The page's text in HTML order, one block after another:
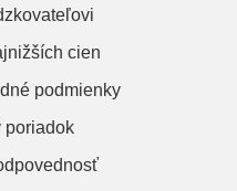
cien
podmienky
poriadok